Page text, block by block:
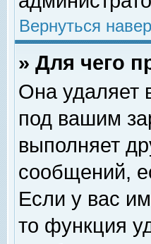
Вернуться
» Для чего
Она удаляет
под вашим
выполняет
сообщений,
Если у вас
то функция